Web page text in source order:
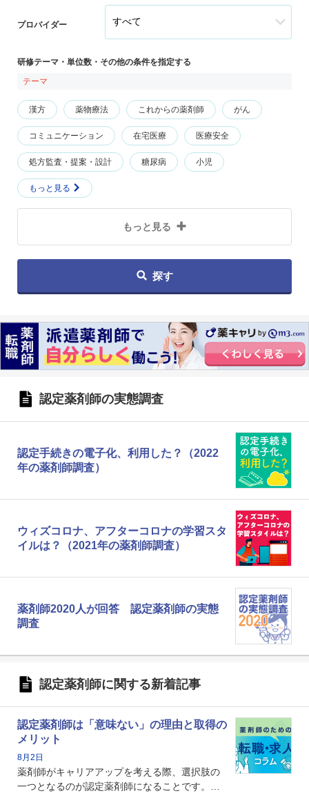
プロバイダー
研修テーマ・単位数・その他の条件を指定する
テーマ
漢方 薬物療法 これからの薬剤師 がん
コミュニケーション 在宅医療 医療安全
処方監査・提案・設計 糖尿病 小児
もっと見る
もっと見る
探す
認定薬剤師の実態調査
認定手続きの電子化、利用した？（2022
年の薬剤師調査）
ウィズコロナ、アフターコロナの学習スタ
イルは？（2021年の薬剤師調査）
薬剤師2020人が回答 認定薬剤師の実態
調査
認定薬剤師に関する新着記事
認定薬剤師は「意味ない」の理由と取得の
メリット
8月2日
薬剤師がキャリアアップを考える際、選択肢の
一つとなるのが認定薬剤師になることです。し